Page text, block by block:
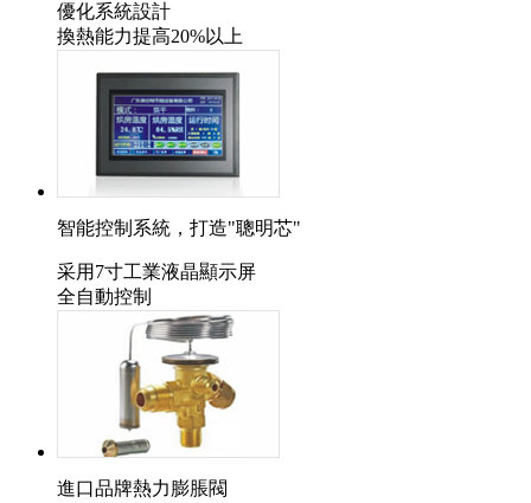
優化系統設計
換熱能力提高20%以上
智能控制系統，打造"聰明芯"
采用7寸工業液晶顯示屏
全自動控制
進口品牌熱力膨脹閥